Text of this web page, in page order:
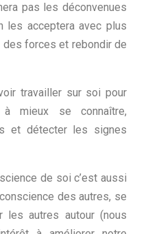
pas les déconvenues
les acceptera avec plus
forces et rebondir de
travailler sur soi pour
mieux se connaître,
et détecter les signes
de soi c’est aussi
des autres, se
les autres autour (nous